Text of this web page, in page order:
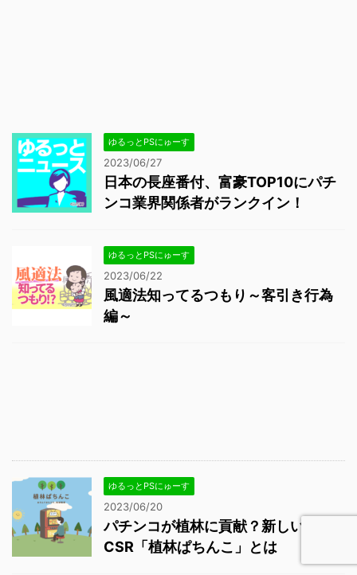
ゆるっとPSにゅーす
2023/06/27
日本の長座番付、富豪TOP10にパチ
ンコ業界関係者がランクイン！
ゆるっとPSにゅーす
2023/06/22
風適法知ってるつもり～客引き行為
編～
ゆるっとPSにゅーす
2023/06/20
パチンコが植林に貢献？新しい
CSR「植林ぱちんこ」とは